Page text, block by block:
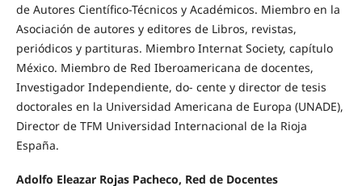
de Autores Científico-Técnicos y Académicos. Miembro en la
Asociación de autores y editores de Libros, revistas,
periódicos y partituras. Miembro Internat Society, capítulo
México. Miembro de Red Iberoamericana de docentes,
Investigador Independiente, do- cente y director de tesis
doctorales en la Universidad Americana de Europa (UNADE),
Director de TFM Universidad Internacional de la Rioja
España.
Adolfo Eleazar Rojas Pacheco, Red de Docentes